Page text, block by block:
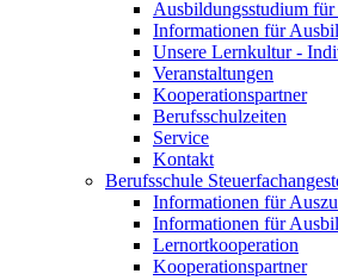
Ausbildungsstudium
Informationen für
Unsere Lernkultur -
Veranstaltungen
Kooperationspartner
Berufsschulzeiten
Service
Kontakt
Berufsschule
Informationen für
Informationen für
Lernortkooperation
Kooperationspartner